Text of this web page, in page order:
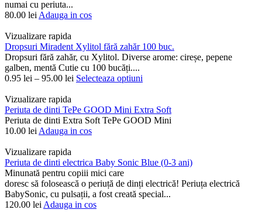
numai cu periuta...
80.00 lei Adauga in cos
Vizualizare rapida
Dropsuri Miradent Xylitol fără zahăr 100 buc.
Dropsuri fără zahăr, cu Xylitol. Diverse arome: cireșe, pepene
galben, mentă Cutie cu 100 bucăți....
0.95 lei – 95.00 lei Selecteaza optiuni
Vizualizare rapida
Periuta de dinti TePe GOOD Mini Extra Soft
Periuta de dinti Extra Soft TePe GOOD Mini
10.00 lei Adauga in cos
Vizualizare rapida
Periuta de dinti electrica Baby Sonic Blue (0-3 ani)
Minunată pentru copiii mici care
doresc să folosească o periuță de dinți electrică! Periuța electrică
BabySonic, cu pulsații, a fost creată special...
120.00 lei Adauga in cos